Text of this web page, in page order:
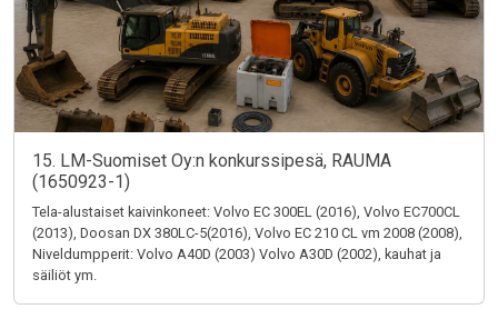
15. LM-Suomiset Oy:n konkurssipesä, RAUMA
(1650923-1)
Tela-alustaiset kaivinkoneet: Volvo EC 300EL (2016), Volvo EC700CL
(2013), Doosan DX 380LC-5(2016), Volvo EC 210 CL vm 2008 (2008),
Niveldumpperit: Volvo A40D (2003) Volvo A30D (2002), kauhat ja
säiliöt ym.